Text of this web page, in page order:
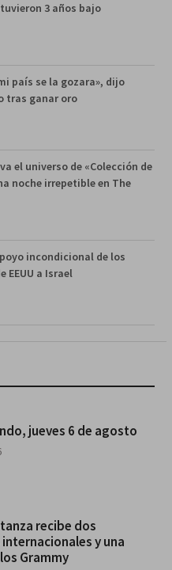
3 años bajo
país se la gozara», dijo
tras ganar oro
el universo de «Colección de
noche irrepetible en The
incondicional de los
EEUU a Israel
jueves 6 de agosto
recibe dos
y una
Grammy